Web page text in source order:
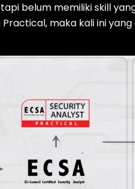
belum memiliki skill
maka kali ini yang